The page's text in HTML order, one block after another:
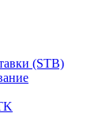
(STB)